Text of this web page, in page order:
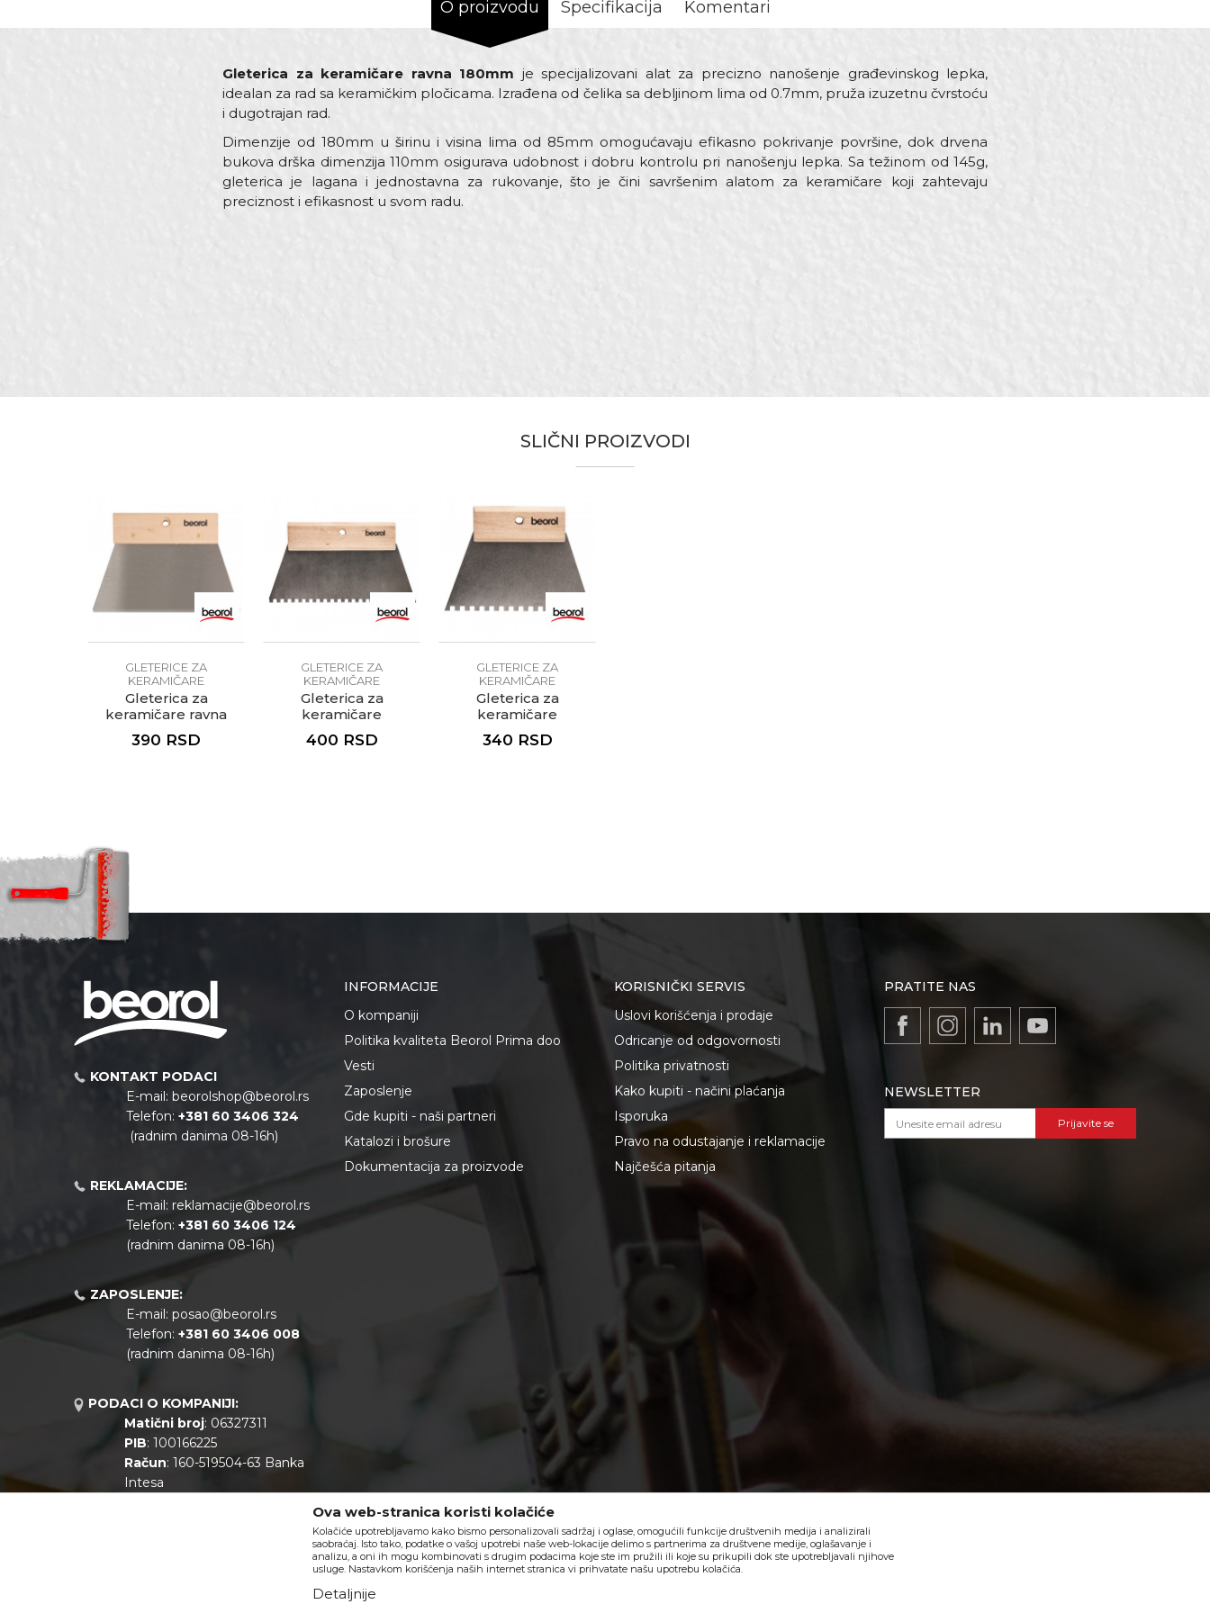
O proizvodu Specifikacija Komentari
Gleterica za keramičare ravna 180mm je specijalizovani alat za precizno nanošenje građevinskog lepka,
idealan za rad sa keramičkim pločicama. Izrađena od čelika sa debljinom lima od 0.7mm, pruža izuzetnu čvrstoću
i dugotrajan rad.
Dimenzije od 180mm u širinu i visina lima od 85mm omogućavaju efikasno pokrivanje površine, dok drvena
bukova drška dimenzija 110mm osigurava udobnost i dobru kontrolu pri nanošenju lepka. Sa težinom od 145g,
gleterica je lagana i jednostavna za rukovanje, što je čini savršenim alatom za keramičare koji zahtevaju
preciznost i efikasnost u svom radu.
Oblik
Ravna
Fasaderi, Gipsari, Izolateri, Kamenoresci, Keramičari, Moleri i farbari, Parketari, Vodoinstalateri,
POŠALJI
SLIČNI PROIZVODI
GLETERICE ZA
KERAMIČARE
Gleterica za
keramičare ravna
250mm
390 RSD
GLETERICE ZA
KERAMIČARE
Gleterica za
keramičare
nazubljena, 250mm
400 RSD
GLETERICE ZA
KERAMIČARE
Gleterica za
keramičare
nazubljena, 180mm
340 RSD
KONTAKT PODACI
E-mail: beorolshop@beorol.rs
Telefon: +381 60 3406 324
(radnim danima 08-16h)
REKLAMACIJE:
E-mail: reklamacije@beorol.rs
Telefon: +381 60 3406 124
(radnim danima 08-16h)
ZAPOSLENJE:
E-mail: posao@beorol.rs
Telefon: +381 60 3406 008
(radnim danima 08-16h)
PODACI O KOMPANIJI:
Matični broj: 06327311
PIB: 100166225
Račun: 160-519504-63 Banka
Intesa
INFORMACIJE
O kompaniji
Politika kvaliteta Beorol Prima doo
Vesti
Zaposlenje
Gde kupiti - naši partneri
Katalozi i brošure
Dokumentacija za proizvode
KORISNIČKI SERVIS
Uslovi korišćenja i prodaje
Odricanje od odgovornosti
Politika privatnosti
Kako kupiti - načini plaćanja
Isporuka
Pravo na odustajanje i reklamacije
Najčešća pitanja
PRATITE NAS
NEWSLETTER
Prijavite se
Ova web-stranica koristi kolačiće
Kolačiće upotrebljavamo kako bismo personalizovali sadržaj i oglase, omogućili funkcije društvenih medija i analizirali
saobraćaj. Isto tako, podatke o vašoj upotrebi naše web-lokacije delimo s partnerima za društvene medije, oglašavanje i
analizu, a oni ih mogu kombinovati s drugim podacima koje ste im pružili ili koje su prikupili dok ste upotrebljavali njihove
usluge. Nastavkom korišćenja naših internet stranica vi prihvatate našu upotrebu kolačića.
Detaljnije